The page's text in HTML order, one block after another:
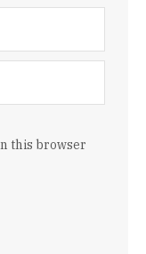
this browser